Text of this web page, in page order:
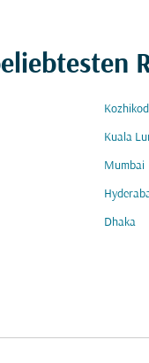
Kuala
Mumbai
Dhaka